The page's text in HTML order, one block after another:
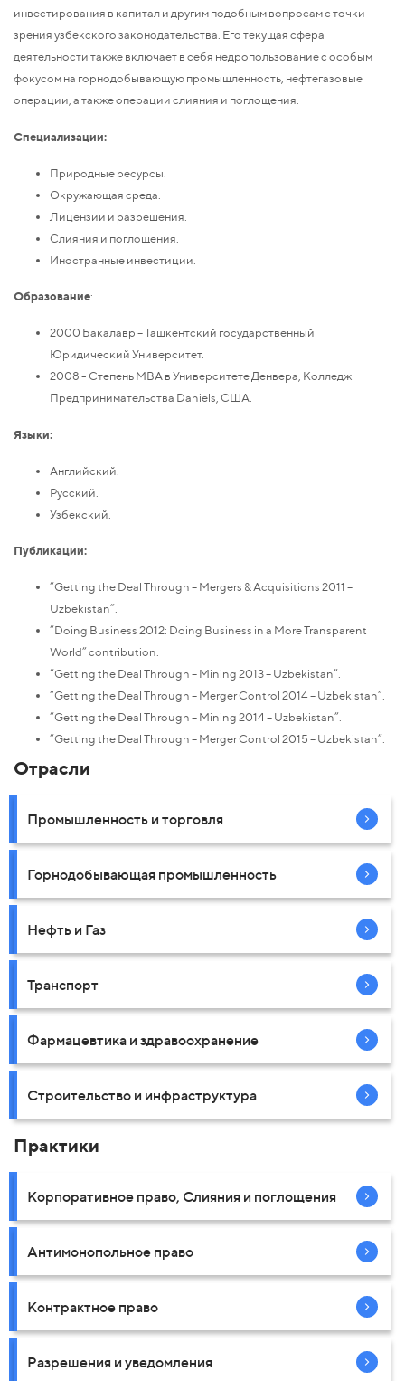
инвестирования в капитал и другим подобным вопросам с точки
зрения узбекского законодательства. Его текущая сфера
деятельности также включает в себя недропользование с особым
фокусом на горнодобывающую промышленность, нефтегазовые
операции, а также операции слияния и поглощения.
Специализации:
Природные ресурсы.
Окружающая среда.
Лицензии и разрешения.
Слияния и поглощения.
Иностранные инвестиции.
Образование:
2000 Бакалавр – Ташкентский государственный
Юридический Университет.
2008 - Степень MBA в Университете Денвера, Колледж
Предпринимательства Daniels, США.
Языки:
Английский.
Русский.
Узбекский.
Публикации:
“Getting the Deal Through – Mergers & Acquisitions 2011 –
Uzbekistan”.
“Doing Business 2012: Doing Business in a More Transparent
World” contribution.
“Getting the Deal Through – Mining 2013 – Uzbekistan”.
“Getting the Deal Through – Merger Control 2014 – Uzbekistan”.
“Getting the Deal Through – Mining 2014 – Uzbekistan”.
“Getting the Deal Through – Merger Control 2015 – Uzbekistan”.
Отрасли
Промышленность и торговля
Горнодобывающая промышленность
Нефть и Газ
Транспорт
Фармацевтика и здравоохранение
Строительство и инфраструктура
Практики
Корпоративное право, Слияния и поглощения
Антимонопольное право
Контрактное право
Разрешения и уведомления